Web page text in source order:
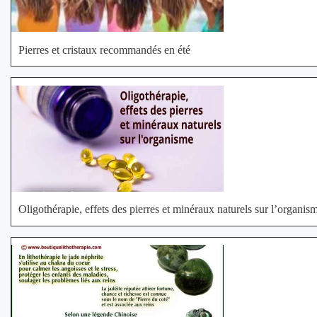
Pierres et cristaux recommandés en été
Oligothérapie, effets des pierres et minéraux naturels sur